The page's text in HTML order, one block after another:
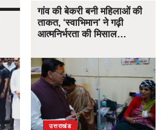
गांव की बेकरी बनी महिलाओं की
ताकत, ‘स्वाभिमान’ ने गढ़ी
आत्मनिर्भरता की मिसाल…
उत्तराखंड